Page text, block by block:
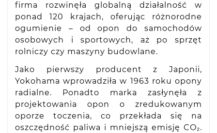
firma rozwinęła globalną działalność w
ponad 120 krajach, oferując różnorodne
ogumienie – od opon do samochodów
osobowych i sportowych, aż po sprzęt
rolniczy czy maszyny budowlane.
Jako pierwszy producent z Japonii,
Yokohama wprowadziła w 1963 roku opony
radialne. Ponadto marka zasłynęła z
projektowania opon o zredukowanym
oporze toczenia, co przekłada się na
oszczędność paliwa i mniejszą emisję CO₂.